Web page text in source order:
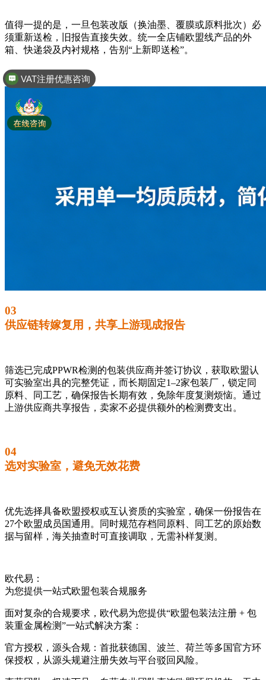
值得一提的是，一旦包装改版（换油墨、覆膜或原料批次）必
须重新送检，旧报告直接失效。统一全店铺欧盟线产品的外
箱、快递袋及内衬规格，告别“上新即送检”。
03
供应链转嫁复用，共享上游现成报告
筛选已完成PPWR检测的包装供应商并签订协议，获取欧盟认
可实验室出具的完整凭证，而长期固定1–2家包装厂，锁定同
原料、同工艺，确保报告长期有效，免除年度复测烦恼。通过
上游供应商共享报告，卖家不必提供额外的检测费支出。
04
选对实验室，避免无效花费
优先选择具备欧盟授权或互认资质的实验室，确保一份报告在
27个欧盟成员国通用。同时规范存档同原料、同工艺的原始数
据与留样，海关抽查时可直接调取，无需补样复测。
欧代易：
为您提供一站式欧盟包装合规服务
面对复杂的合规要求，欧代易为您提供“欧盟包装法注册 + 包
装重金属检测”一站式解决方案：
官方授权，源头合规：首批获德国、波兰、荷兰等多国官方环
保授权，从源头规避注册失效与平台驳回风险。
VAT注册优惠咨询
全球商标专利注册